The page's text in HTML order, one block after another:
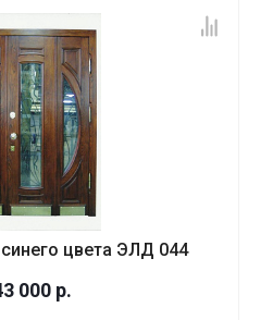
цвета ЭЛД 044
000 р.